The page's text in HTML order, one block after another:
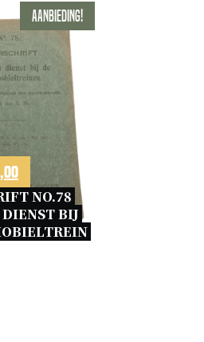
Aanbieding!
Huidige
prijs
is:
€20,00.
NO.78
BIJ